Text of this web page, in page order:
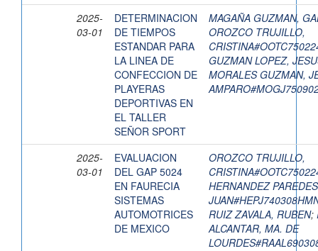
2025-
03-01
DETERMINACION
DE TIEMPOS
ESTANDAR PARA
LA LINEA DE
CONFECCION DE
PLAYERAS
DEPORTIVAS EN
EL TALLER
SEÑOR SPORT
MAGAÑA GUZMAN,
OROZCO TRUJILLO,
GUZMAN LOPEZ,
MORALES GUZMAN,
2025-
03-01
EVALUACION
DEL GAP 5024
EN FAURECIA
SISTEMAS
AUTOMOTRICES
DE MEXICO
OROZCO TRUJILLO,
HERNANDEZ
RUIZ ZAVALA, RUBEN;
ALCANTAR, MA. DE